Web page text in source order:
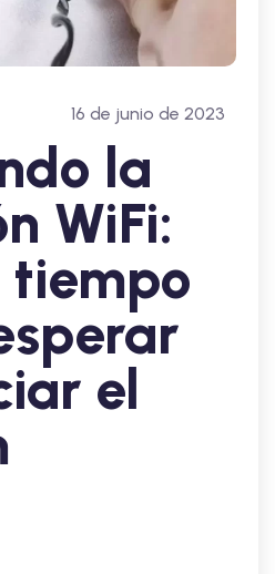
16 de junio de 2023
la
WiFi:
tiempo
el